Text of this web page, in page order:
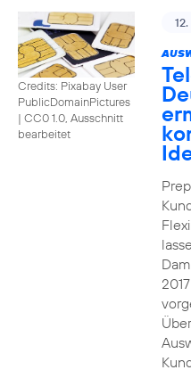
Credits: Pixabay User
PublicDomainPictures
| CC0 1.0, Ausschnitt
bearbeitet